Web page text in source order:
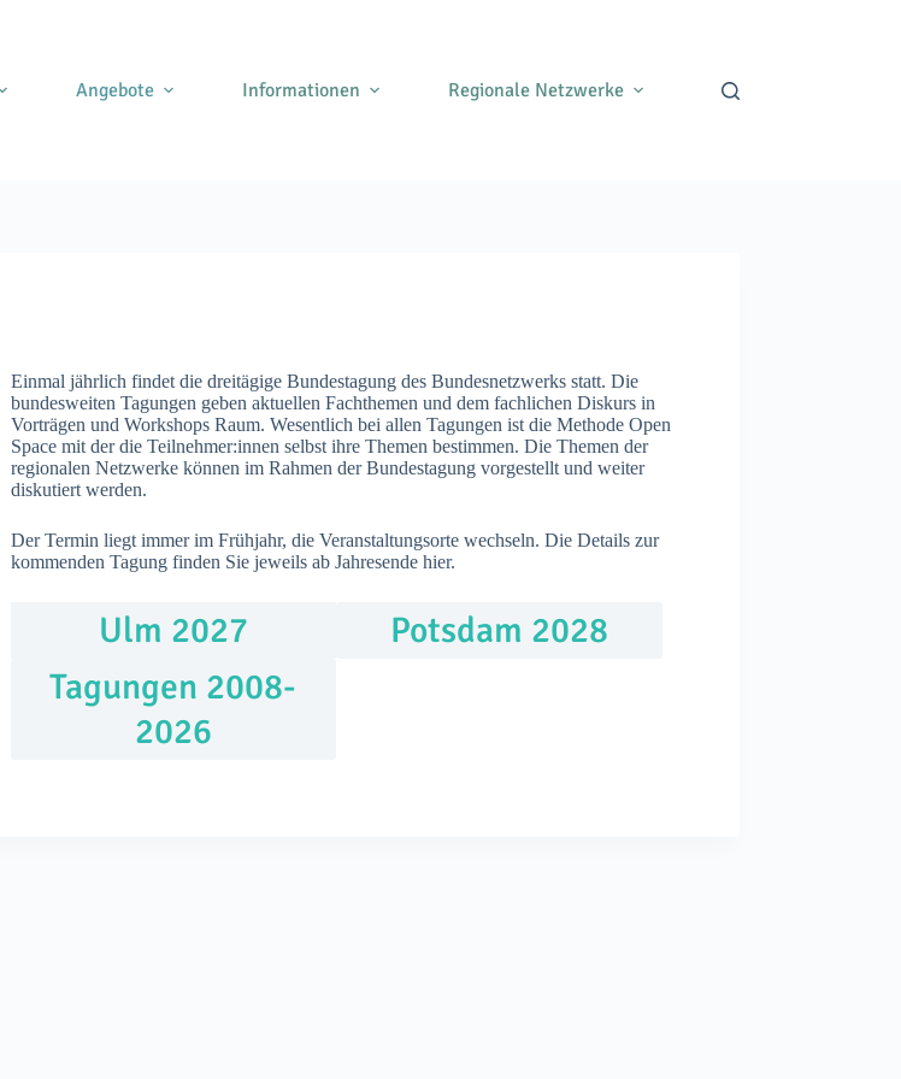
Angebote Informationen Regionale Netzwerke
Einmal jährlich findet die dreitägige Bundestagung des Bundesnetzwerks statt. Die
bundesweiten Tagungen geben aktuellen Fachthemen und dem fachlichen Diskurs in
Vorträgen und Workshops Raum. Wesentlich bei allen Tagungen ist die Methode Open
Space mit der die Teilnehmer:innen selbst ihre Themen bestimmen. Die Themen der
regionalen Netzwerke können im Rahmen der Bundestagung vorgestellt und weiter
diskutiert werden.
Der Termin liegt immer im Frühjahr, die Veranstaltungsorte wechseln. Die Details zur
kommenden Tagung finden Sie jeweils ab Jahresende hier.
Ulm 2027
Potsdam 2028
Tagungen 2008-
2026